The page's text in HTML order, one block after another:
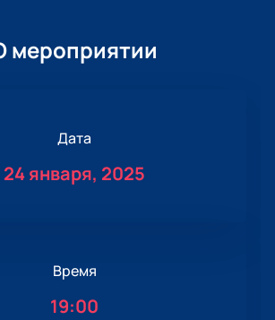
мероприятии
Дата
24 января, 2025
Время
19:00